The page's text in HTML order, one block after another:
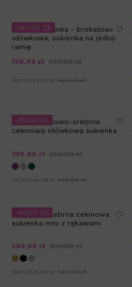
TIFFANY beżowa - brokatowa,
ołówkowa, sukienka na jedno
ramię
199,99 zł 339,99 zł
Najniższa cena: 339,99 zł
-140,00 ZŁ
PELLA - beżowo-srebrna
cekinowa ołówkowa sukienka
339,99 zł 369,99 zł
Najniższa cena: 349,99 zł
-30,00 ZŁ
MARASI - srebrna cekinowa
sukienka mini z rękawami
399,99 zł 439,99 zł
Najniższa cena: 439,99 zł
-40,00 ZŁ